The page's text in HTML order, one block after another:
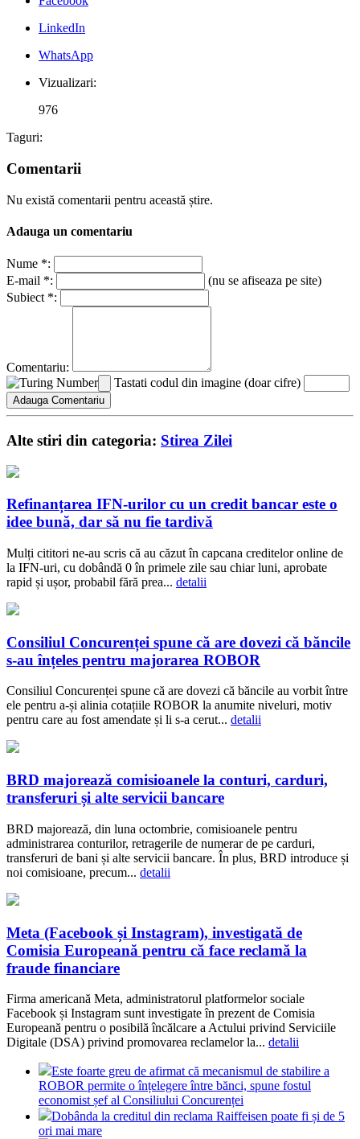
LinkedIn
WhatsApp
Vizualizari:
976
Taguri:
Comentarii
Nu există comentarii pentru această știre.
Adauga un comentariu
Nume *:
E-mail *:
(nu se afiseaza pe site)
Subiect *:
Comentariu:
Tastati codul din imagine (doar cifre)
Alte stiri din categoria: Stirea Zilei
Refinanțarea IFN-urilor cu un credit bancar este o
idee bună, dar să nu fie tardivă
Mulți cititori ne-au scris că au căzut în capcana creditelor online de
la IFN-uri, cu dobândă 0 în primele zile sau chiar luni, aprobate
rapid și ușor, probabil fără prea... detalii
Consiliul Concurenței spune că are dovezi că băncile
s-au înțeles pentru majorarea ROBOR
Consiliul Concurenței spune că are dovezi că băncile au vorbit între
ele pentru a-și alinia cotațiile ROBOR la anumite niveluri, motiv
pentru care au fost amendate și li s-a cerut... detalii
BRD majorează comisioanele la conturi, carduri,
transferuri și alte servicii bancare
BRD majorează, din luna octombrie, comisioanele pentru
administrarea conturilor, retragerile de numerar de pe carduri,
transferuri de bani și alte servicii bancare. În plus, BRD introduce și
noi comisioane, precum... detalii
Meta (Facebook și Instagram), investigată de
Comisia Europeană pentru că face reclamă la
fraude financiare
Firma americană Meta, administratorul platformelor sociale
Facebook și Instagram sunt investigate în prezent de Comisia
Europeană pentru o posibilă încălcare a Actului privind Serviciile
Digitale (DSA) privind promovarea reclamelor la... detalii
Este foarte greu de afirmat că mecanismul de stabilire a
ROBOR permite o înțelegere între bănci, spune fostul
economist șef al Consiliului Concurenței
Dobânda la creditul din reclama Raiffeisen poate fi și de 5
ori mai mare